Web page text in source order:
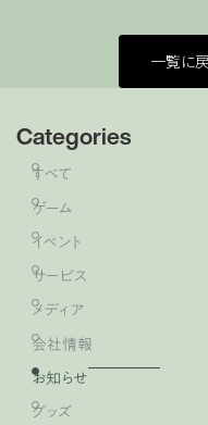
Categories
すべて
ゲーム
イベント
サービス
メディア
会社情報
お知らせ
グッズ
一覧に